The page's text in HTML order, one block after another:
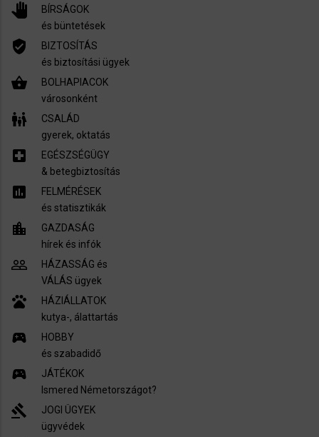
pan_tool
BÍRSÁGOK
és büntetések
verified_user
BIZTOSÍTÁS
és biztosítási ügyek
shopping_basket
BOLHAPIACOK
városonként
family_restroom
CSALÁD
gyerek, oktatás
local_hospital
EGÉSZSÉGÜGY
​& betegbiztosítás
assessment
FELMÉRÉSEK
és statisztikák
location_city
GAZDASÁG
hírek és infók
people_outline
HÁZASSÁG és
VÁLÁS ügyek
pets
HÁZIÁLLATOK
kutya-, álattartás
sports_esports
HOBBY
és szabadidő
sports_esports
JÁTÉKOK
Ismered Németországot?
gavel
JOGI ÜGYEK
ügyvédek